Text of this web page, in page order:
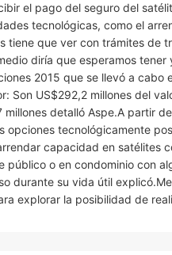
el pago del seguro del
tecnológicas, como el
tiene que ver con trámites
diría que esperamos
2015 que se llevó a
Son US$292,2 millones del
detalló Aspe.A partir
tecnológicamente
capacidad en satélites
o en condominio con
durante su vida útil
explorar la posibilidad de